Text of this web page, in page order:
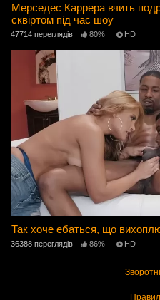
Мерседес Каррера вчить
сквіртом під час шоу
47714 переглядів 80% HD
Так хоче ебаться, що
36388 переглядів 86% HD